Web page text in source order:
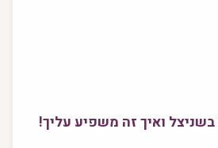
ואיך זה משפיע עליך!